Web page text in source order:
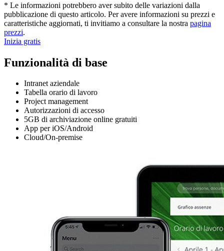
* Le informazioni potrebbero aver subito delle variazioni dalla
pubblicazione di questo articolo. Per avere informazioni su prezzi e
caratteristiche aggiornati, ti invitiamo a consultare la nostra pagina
prezzi.
Inizia gratis
Funzionalità di base
Intranet aziendale
Tabella orario di lavoro
Project management
Autorizzazioni di accesso
5GB di archiviazione online gratuiti
App per iOS/Android
Cloud/On-premise